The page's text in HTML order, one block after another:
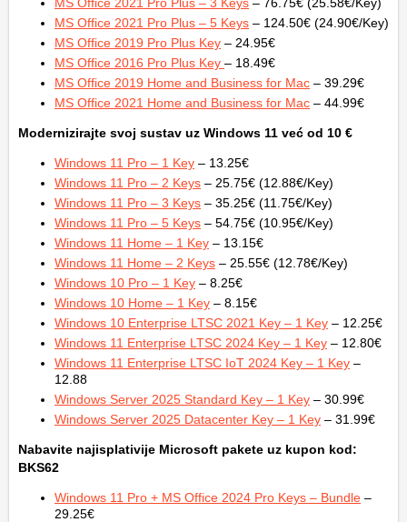
MS Office 2021 Pro Plus – 5 Keys – 124.50€ (24.90€/Key)
MS Office 2019 Pro Plus Key – 24.95€
MS Office 2016 Pro Plus Key – 18.49€
MS Office 2019 Home and Business for Mac – 39.29€
MS Office 2021 Home and Business for Mac – 44.99€
Modernizirajte svoj sustav uz Windows 11 već od 10 €
Windows 11 Pro – 1 Key – 13.25€
Windows 11 Pro – 2 Keys – 25.75€ (12.88€/Key)
Windows 11 Pro – 3 Keys – 35.25€ (11.75€/Key)
Windows 11 Pro – 5 Keys – 54.75€ (10.95€/Key)
Windows 11 Home – 1 Key – 13.15€
Windows 11 Home – 2 Keys – 25.55€ (12.78€/Key)
Windows 10 Pro – 1 Key – 8.25€
Windows 10 Home – 1 Key – 8.15€
Windows 10 Enterprise LTSC 2021 Key – 1 Key – 12.25€
Windows 11 Enterprise LTSC 2024 Key – 1 Key – 12.80€
Windows 11 Enterprise LTSC IoT 2024 Key – 1 Key –
12.88
Windows Server 2025 Standard Key – 1 Key – 30.99€
Windows Server 2025 Datacenter Key – 1 Key – 31.99€
Nabavite najisplativije Microsoft pakete uz kupon kod:
BKS62
Windows 11 Pro + MS Office 2024 Pro Keys – Bundle –
29.25€